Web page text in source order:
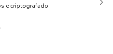
e criptografado